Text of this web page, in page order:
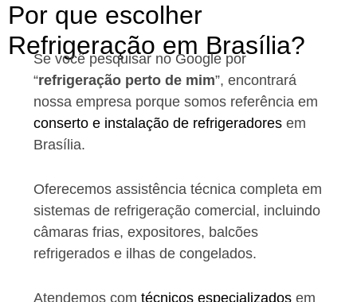
Por que escolher
Refrigeração em Brasília?
Se você pesquisar no Google por
“refrigeração perto de mim”, encontrará
nossa empresa porque somos referência em
conserto e instalação de refrigeradores em
Brasília.
Oferecemos assistência técnica completa em
sistemas de refrigeração comercial, incluindo
câmaras frias, expositores, balcões
refrigerados e ilhas de congelados.
Atendemos comtécnicos especializados em